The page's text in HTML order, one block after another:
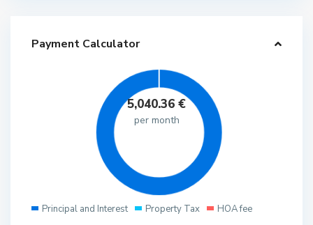
Payment Calculator
5,040.36 €
per month
Principal and Interest Property Tax
HOA fee